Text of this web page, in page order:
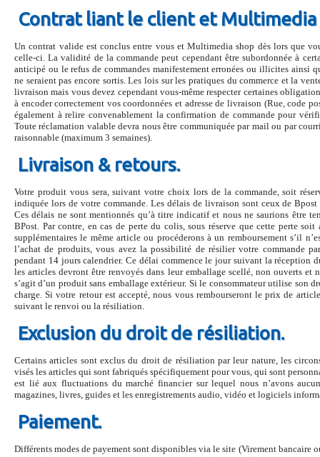
Contrat liant le client et Multimedia
Un contrat valide est conclus entre vous et Multimedia shop dès lors que
celle-ci. La validité de la commande peut cependant être subordonnée à
anticipé ou le refus de commandes manifestement erronées ou illicites ainsi
ne seraient pas encore sortis. Les lois sur les pratiques du commerce et la
livraison mais vous devez cependant vous-même respecter certaines
à encoder correctement vos coordonnées et adresse de livraison (Rue, code
également à relire convenablement la confirmation de commande pour
Toute réclamation valable devra nous être communiquée par mail ou par
raisonnable (maximum 3 semaines).
Livraison & retours.
Votre produit vous sera, suivant votre choix lors de la commande, soit
indiquée lors de votre commande. Les délais de livraison sont ceux de
Ces délais ne sont mentionnés qu’à titre indicatif et nous ne saurions être
BPost. Par contre, en cas de perte du colis, sous réserve que cette perte
supplémentaires le même article ou procéderons à un remboursement s’il
l’achat de produits, vous avez la possibilité de résilier votre commande
pendant 14 jours calendrier. Ce délai commence le jour suivant la réception
les articles devront être renvoyés dans leur emballage scellé, non ouverts et
s’agit d’un produit sans emballage extérieur. Si le consommateur utilise son
charge. Si votre retour est accepté, nous vous rembourseront le prix de
suivant le renvoi ou la résiliation.
Exclusion du droit de résiliation.
Certains articles sont exclus du droit de résiliation par leur nature, les
visés les articles qui sont fabriqués spécifiquement pour vous, qui sont
est lié aux fluctuations du marché financier sur lequel nous n’avons
magazines, livres, guides et les enregistrements audio, vidéo et logiciels
Paiement.
Différents modes de payement sont disponibles via le site (Virement bancaire